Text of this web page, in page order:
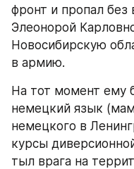
фронт и пропал
Элеонорой
Новосибирскую
в армию.
На тот момент ему
немецкий язык
немецкого в
курсы
тыл врага на